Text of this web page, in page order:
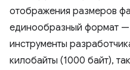
отображения размеров
единообразный формат —
инструменты
килобайты (1000 байт),